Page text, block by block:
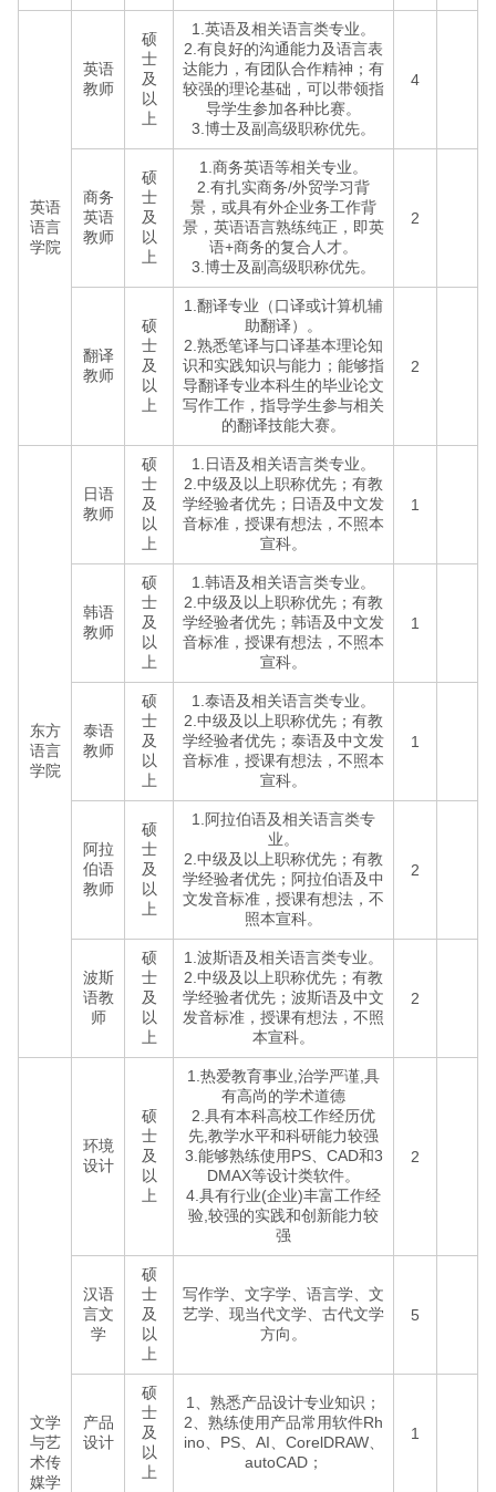
英语
语言
学院
英语
教师
硕
士
及
以
上
1.英语及相关语言类专业。
2.有良好的沟通能力及语言表
达能力，有团队合作精神；有
较强的理论基础，可以带领指
导学生参加各种比赛。
3.博士及副高级职称优先。
4
商务
英语
教师
硕
士
及
以
上
1.商务英语等相关专业。
2.有扎实商务/外贸学习背
景，或具有外企业务工作背
景，英语语言熟练纯正，即英
语+商务的复合人才。
3.博士及副高级职称优先。
2
翻译
教师
硕
士
及
以
上
1.翻译专业（口译或计算机辅
助翻译）。
2.熟悉笔译与口译基本理论知
识和实践知识与能力；能够指
导翻译专业本科生的毕业论文
写作工作，指导学生参与相关
的翻译技能大赛。
2
东方
语言
学院
日语
教师
硕
士
及
以
上
1.日语及相关语言类专业。
2.中级及以上职称优先；有教
学经验者优先；日语及中文发
音标准，授课有想法，不照本
宣科。
1
韩语
教师
硕
士
及
以
上
1.韩语及相关语言类专业。
2.中级及以上职称优先；有教
学经验者优先；韩语及中文发
音标准，授课有想法，不照本
宣科。
1
泰语
教师
硕
士
及
以
上
1.泰语及相关语言类专业。
2.中级及以上职称优先；有教
学经验者优先；泰语及中文发
音标准，授课有想法，不照本
宣科。
1
阿拉
伯语
教师
硕
士
及
以
上
1.阿拉伯语及相关语言类专
业。
2.中级及以上职称优先；有教
学经验者优先；阿拉伯语及中
文发音标准，授课有想法，不
照本宣科。
2
波斯
语教
师
硕
士
及
以
上
1.波斯语及相关语言类专业。
2.中级及以上职称优先；有教
学经验者优先；波斯语及中文
发音标准，授课有想法，不照
本宣科。
2
文学
与艺
术传
媒学
环境
设计
硕
士
及
以
上
1.热爱教育事业,治学严谨,具
有高尚的学术道德
2.具有本科高校工作经历优
先,教学水平和科研能力较强
3.能够熟练使用PS、CAD和3
DMAX等设计类软件。
4.具有行业(企业)丰富工作经
验,较强的实践和创新能力较
强
2
汉语
言文
学
硕
士
及
以
上
写作学、文字学、语言学、文
艺学、现当代文学、古代文学
方向。
5
产品
设计
硕
士
及
以
上
1、熟悉产品设计专业知识；
2、熟练使用产品常用软件Rh
ino、PS、AI、CorelDRAW、
autoCAD；
1